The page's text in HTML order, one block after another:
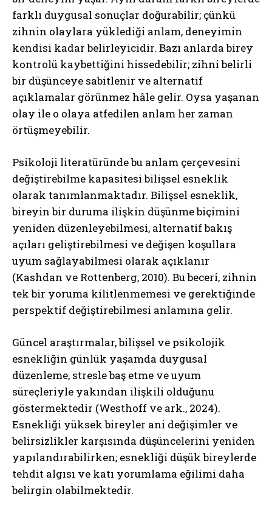
farklı duygusal sonuçlar doğurabilir; çünkü
zihnin olaylara yüklediği anlam, deneyimin
kendisi kadar belirleyicidir. Bazı anlarda birey
kontrolü kaybettiğini hissedebilir; zihni belirli
bir düşünceye sabitlenir ve alternatif
açıklamalar görünmez hâle gelir. Oysa yaşanan
olay ile o olaya atfedilen anlam her zaman
örtüşmeyebilir.
Psikoloji literatüründe bu anlam çerçevesini
değiştirebilme kapasitesi bilişsel esneklik
olarak tanımlanmaktadır. Bilişsel esneklik,
bireyin bir duruma ilişkin düşünme biçimini
yeniden düzenleyebilmesi, alternatif bakış
açıları geliştirebilmesi ve değişen koşullara
uyum sağlayabilmesi olarak açıklanır
(Kashdan ve Rottenberg, 2010). Bu beceri, zihnin
tek bir yoruma kilitlenmemesi ve gerektiğinde
perspektif değiştirebilmesi anlamına gelir.
Güncel araştırmalar, bilişsel ve psikolojik
esnekliğin günlük yaşamda duygusal
düzenleme, stresle baş etme ve uyum
süreçleriyle yakından ilişkili olduğunu
göstermektedir (Westhoff ve ark., 2024).
Esnekliği yüksek bireyler ani değişimler ve
belirsizlikler karşısında düşüncelerini yeniden
yapılandırabilirken; esnekliği düşük bireylerde
tehdit algısı ve katı yorumlama eğilimi daha
belirgin olabilmektedir.